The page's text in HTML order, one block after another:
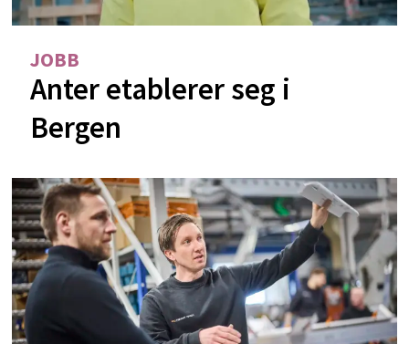
JOBB
Anter etablerer seg i
Bergen